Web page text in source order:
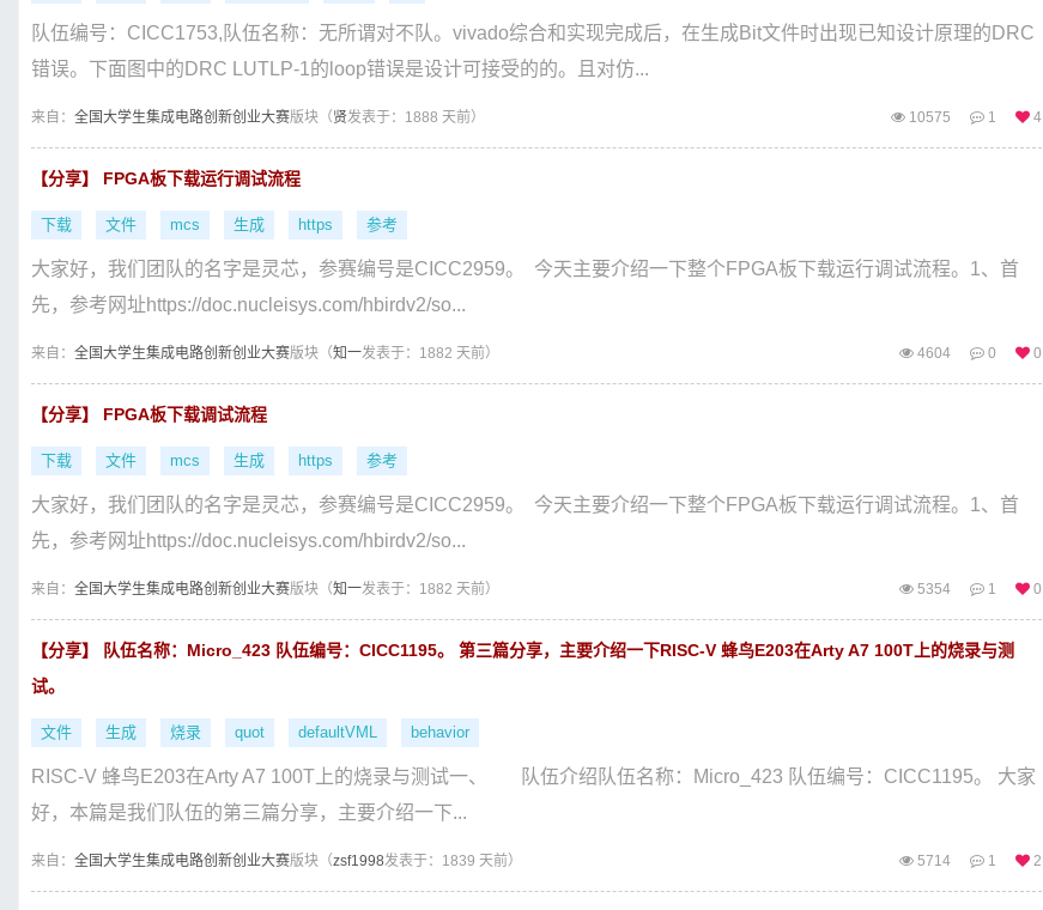
队伍编号：CICC1753,队伍名称：无所谓对不队。vivado综合和实现完成后，在生成Bit文件时出现已知设计原理的DRC
错误。下面图中的DRC LUTLP-1的loop错误是设计可接受的的。且对仿...
来自： 全国大学生集成电路创新创业大赛版块（贤发表于：1888 天前） 10575 1 4
【分享】 FPGA板下载运行调试流程
下载 文件 mcs 生成 https 参考
大家好，我们团队的名字是灵芯，参赛编号是CICC2959。 今天主要介绍一下整个FPGA板下载运行调试流程。1、首
先，参考网址https://doc.nucleisys.com/hbirdv2/so...
来自： 全国大学生集成电路创新创业大赛版块（知一发表于：1882 天前） 4604 0 0
【分享】 FPGA板下载调试流程
下载 文件 mcs 生成 https 参考
大家好，我们团队的名字是灵芯，参赛编号是CICC2959。 今天主要介绍一下整个FPGA板下载运行调试流程。1、首
先，参考网址https://doc.nucleisys.com/hbirdv2/so...
来自： 全国大学生集成电路创新创业大赛版块（知一发表于：1882 天前） 5354 1 0
【分享】 队伍名称：Micro_423 队伍编号：CICC1195。 第三篇分享，主要介绍一下RISC-V 蜂鸟E203在Arty A7 100T上的烧录与测
试。
文件 生成 烧录 quot defaultVML behavior
RISC-V 蜂鸟E203在Arty A7 100T上的烧录与测试一、 队伍介绍队伍名称：Micro_423 队伍编号：CICC1195。 大家
好，本篇是我们队伍的第三篇分享，主要介绍一下...
来自： 全国大学生集成电路创新创业大赛版块（zsf1998发表于：1839 天前） 5714 1 2